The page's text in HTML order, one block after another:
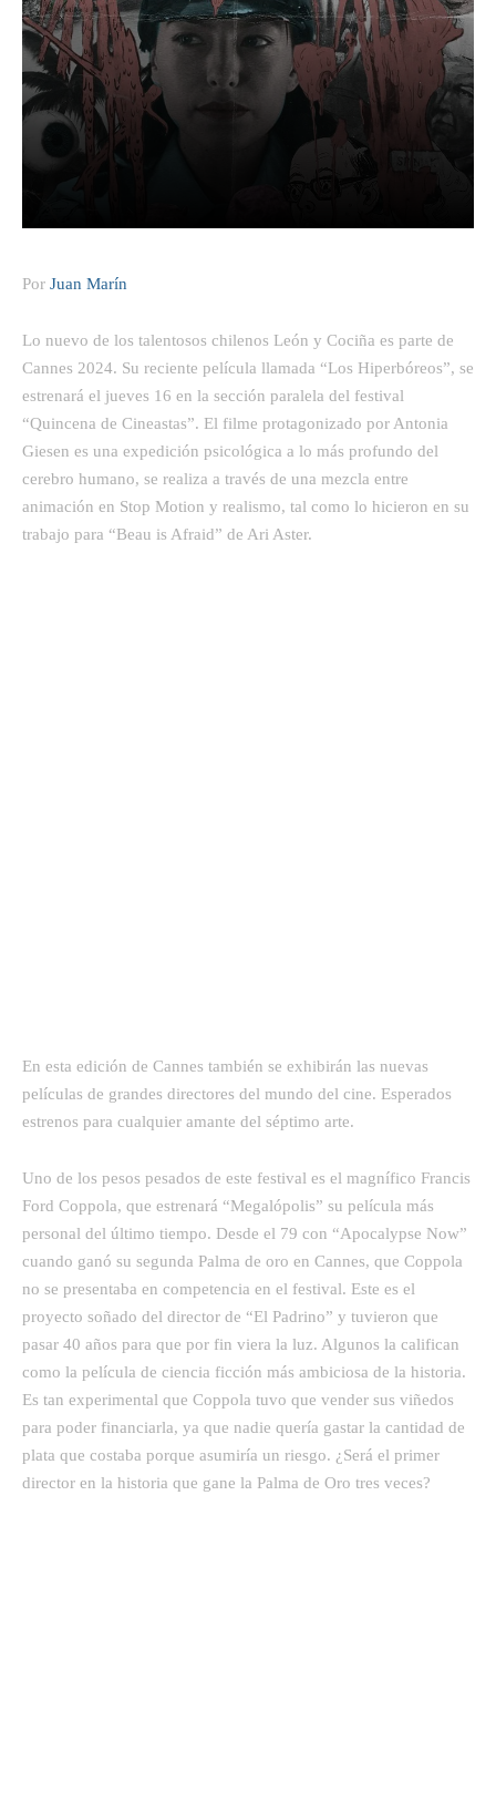
Por Juan Marín
Lo nuevo de los talentosos chilenos León y Cociña es parte de
Cannes 2024. Su reciente película llamada “Los Hiperbóreos”, se
estrenará el jueves 16 en la sección paralela del festival
“Quincena de Cineastas”. El filme protagonizado por Antonia
Giesen es una expedición psicológica a lo más profundo del
cerebro humano, se realiza a través de una mezcla entre
animación en Stop Motion y realismo, tal como lo hicieron en su
trabajo para “Beau is Afraid” de Ari Aster.
En esta edición de Cannes también se exhibirán las nuevas
películas de grandes directores del mundo del cine. Esperados
estrenos para cualquier amante del séptimo arte.
Uno de los pesos pesados de este festival es el magnífico Francis
Ford Coppola, que estrenará “Megalópolis” su película más
personal del último tiempo. Desde el 79 con “Apocalypse Now”
cuando ganó su segunda Palma de oro en Cannes, que Coppola
no se presentaba en competencia en el festival. Este es el
proyecto soñado del director de “El Padrino” y tuvieron que
pasar 40 años para que por fin viera la luz. Algunos la califican
como la película de ciencia ficción más ambiciosa de la historia.
Es tan experimental que Coppola tuvo que vender sus viñedos
para poder financiarla, ya que nadie quería gastar la cantidad de
plata que costaba porque asumiría un riesgo. ¿Será el primer
director en la historia que gane la Palma de Oro tres veces?